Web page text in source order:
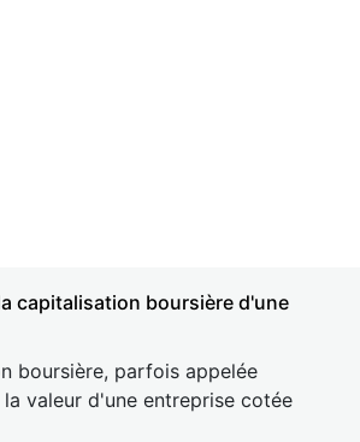
capitalisation boursière d'une
boursière, parfois appelée
valeur d'une entreprise cotée